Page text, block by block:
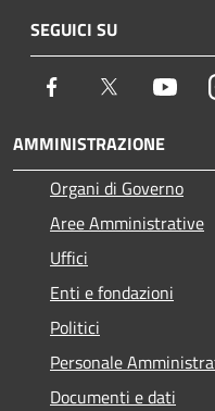
SEGUICI SU
Facebook Twitter
AMMINISTRAZIONE
Organi di Governo
Aree Amministrative
Uffici
Enti e fondazioni
Politici
Personale
Documenti e dati